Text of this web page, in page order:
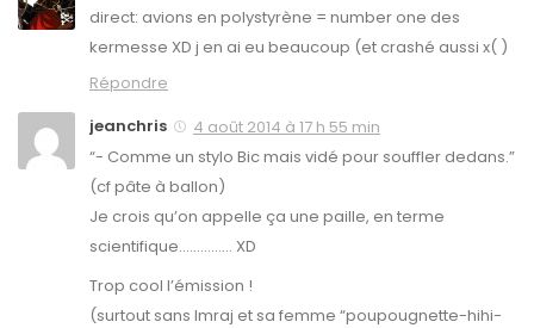
direct: avions en polystyrène = number one des
kermesse XD j en ai eu beaucoup (et crashé aussi x( )
Répondre
jeanchris
4 août 2014 à 17 h 55 min
“- Comme un stylo Bic mais vidé pour souffler dedans.”
(cf pâte à ballon)
Je crois qu’on appelle ça une paille, en terme
scientifique…………… XD
Trop cool l’émission !
(surtout sans Imraj et sa femme “poupougnette-hihi-